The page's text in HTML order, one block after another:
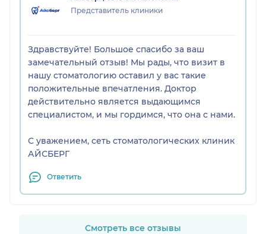
Спасибо огромное!
Хочу отметить, что в клинике царит приятная ,
Спасибо вам за заботу!
Представитель клиники
Здравствуйте! Большое спасибо за ваш
замечательный отзыв! Мы рады, что визит в
нашу стоматологию оставил у вас такие
положительные впечатления. Доктор
действительно является выдающимся
специалистом, и мы гордимся, что она с нами.
С уважением, сеть стоматологических клиник
АЙСБЕРГ
Ответить
Смотреть все отзывы